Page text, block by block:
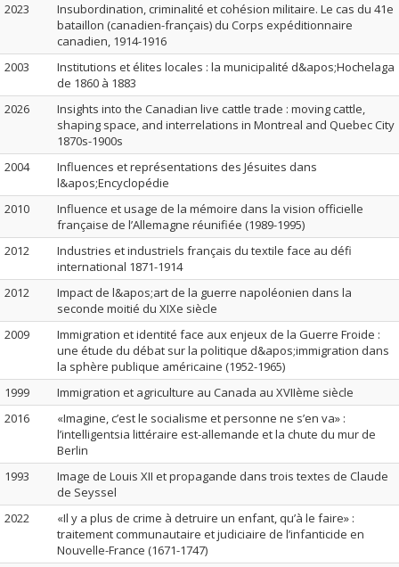
2023
Insubordination, criminalité et cohésion militaire. Le cas du 41e
bataillon (canadien-français) du Corps expéditionnaire
canadien, 1914-1916
2003
Institutions et élites locales : la municipalité d&apos;Hochelaga
de 1860 à 1883
2026
Insights into the Canadian live cattle trade : moving cattle,
shaping space, and interrelations in Montreal and Quebec City
1870s-1900s
2004
Influences et représentations des Jésuites dans
l&apos;Encyclopédie
2010
Influence et usage de la mémoire dans la vision officielle
française de l’Allemagne réunifiée (1989-1995)
2012
Industries et industriels français du textile face au défi
international 1871-1914
2012
Impact de l&apos;art de la guerre napoléonien dans la
seconde moitié du XIXe siècle
2009
Immigration et identité face aux enjeux de la Guerre Froide :
une étude du débat sur la politique d&apos;immigration dans
la sphère publique américaine (1952-1965)
1999
Immigration et agriculture au Canada au XVIIème siècle
2016
«Imagine, c’est le socialisme et personne ne s’en va» :
l’intelligentsia littéraire est-allemande et la chute du mur de
Berlin
1993
Image de Louis XII et propagande dans trois textes de Claude
de Seyssel
2022
«Il y a plus de crime à detruire un enfant, qu’à le faire» :
traitement communautaire et judiciaire de l’infanticide en
Nouvelle-France (1671-1747)